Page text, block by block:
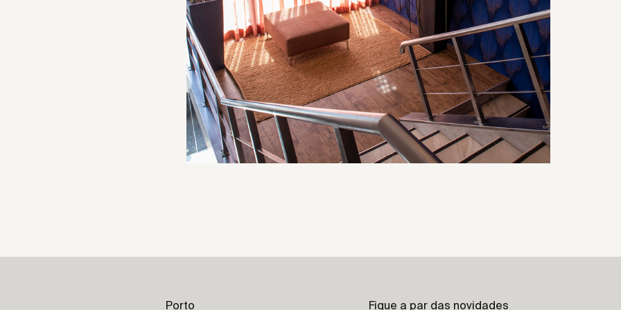
Porto Fique a par das novidades